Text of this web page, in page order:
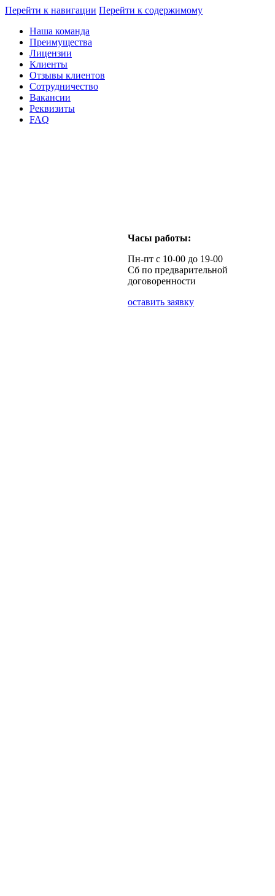
Перейти к навигации Перейти к содержимому
Наша команда
Преимущества
Лицензии
Клиенты
Отзывы клиентов
Сотрудничество
Вакансии
Реквизиты
FAQ
Часы работы:
Пн-пт с 10-00 до 19-00
Сб по предварительной
договоренности
оставить заявку